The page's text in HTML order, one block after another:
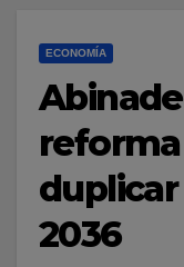
ECONOMÍA
2036